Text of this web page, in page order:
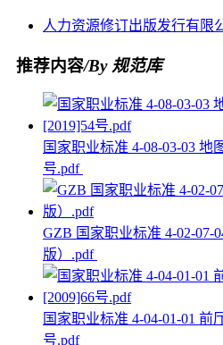
人力资源修订出版发行有限
推荐内容/By 规范库
国家职业标准 4-08-03-03 地
号.pdf
GZB 国家职业标准 4-02-07-
版）.pdf
国家职业标准 4-04-01-01 前
号.pdf